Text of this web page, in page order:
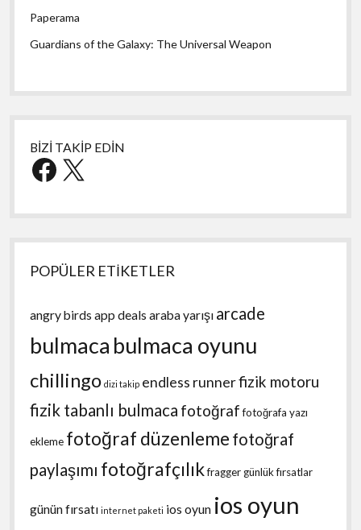
Paperama
Guardians of the Galaxy: The Universal Weapon
BİZİ TAKİP EDİN
Facebook
X
POPÜLER ETİKETLER
angry birds app deals araba yarışı arcade
bulmaca bulmaca oyunu
chillingo dizi takip endless runnerfizik motoru
fizik tabanlı bulmaca fotoğraf fotoğrafa yazı
ekleme fotoğraf düzenleme fotoğraf
paylaşımı fotoğrafçılıkfraggergünlük fırsatlar
günün fırsatı internet paketi ios oyun ios oyun